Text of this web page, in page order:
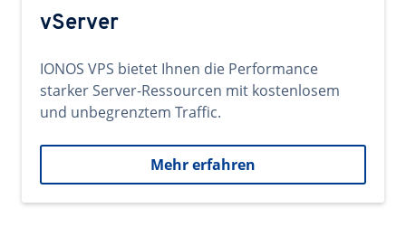
vServer
IONOS VPS bietet Ihnen die Performance
starker Server-Ressourcen mit kostenlosem
und unbegrenztem Traffic.
Mehr erfahren